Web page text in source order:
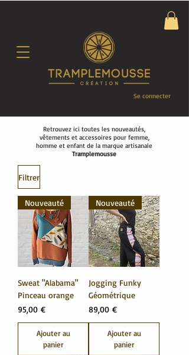
Se connecter
Retrouvez ici toutes les nouveautés,
vêtements et accessoires pour femme,
homme et enfant de la marque artisanale
Tramplemousse
Filtrer
Nouveauté
Sweat "Alabama"
Pinceau orange
Prix
95,00 €
Ajouter au
panier
Nouveauté
Jogging Funky
Géométrique
Prix
89,00 €
Ajouter au
panier